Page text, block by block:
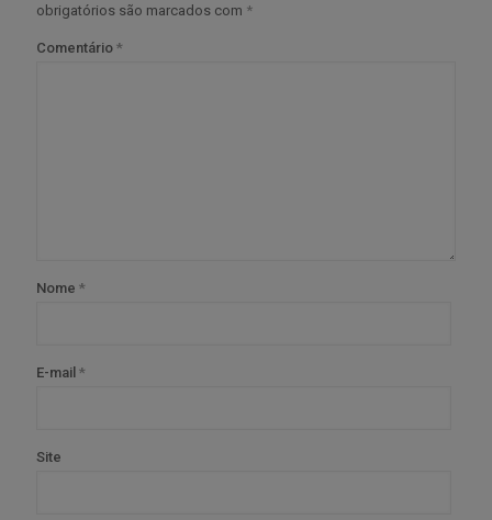
obrigatórios são marcados com *
Comentário *
Nome *
E-mail *
Site